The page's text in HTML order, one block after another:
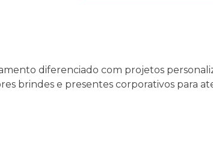
diferenciado com projetos
brindes e presentes corporativos para